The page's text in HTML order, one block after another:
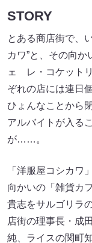
STORY
とある商店街で、
カワ”と、その向か
ェ レ・コケット
ぞれの店には連日
ひょんなことから
アルバイトが入る
が……。
「洋服屋コシカワ
向かいの「雑貨カ
貴志をサルゴリラ
店街の理事長・成
純、ライスの関町